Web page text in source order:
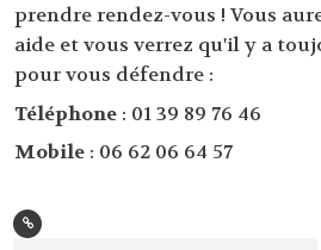
prendre rendez-vous ! Vous
aide et vous verrez qu'il y a
pour vous défendre :
Téléphone : 01 39 89 76 46
Mobile : 06 62 06 64 57